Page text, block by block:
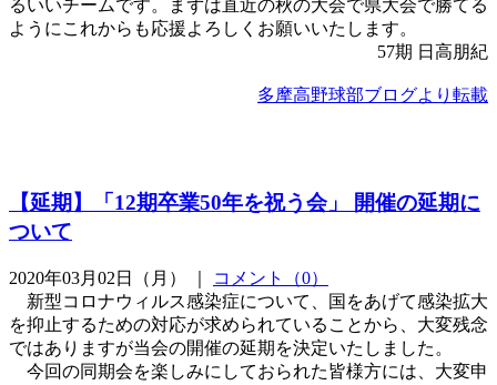
るいいチームです。まずは直近の秋の大会で県大会で勝てる
ようにこれからも応援よろしくお願いいたします。
57期 日高朋紀
多摩高野球部ブログより転載
【延期】「12期卒業50年を祝う会」 開催の延期に
ついて
2020年03月02日（月） ｜
コメント（0）
新型コロナウィルス感染症について、国をあげて感染拡大
を抑止するための対応が求められていることから、大変残念
ではありますが当会の開催の延期を決定いたしました。
今回の同期会を楽しみにしておられた皆様方には、大変申